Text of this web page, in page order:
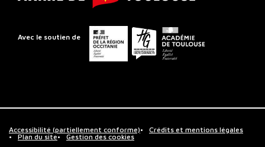
de
Avec le soutien de
Préfet
de
la
Conseil
départemental
Académie
de
Accessibilité (partiellement conforme)
Crédits et mentions légales
Plan du site
Gestion des cookies